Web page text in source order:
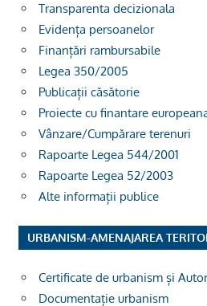
Transparenta decizionala
Evidența persoanelor
Finanțări rambursabile
Legea 350/2005
Publicații căsătorie
Proiecte cu finantare
Vânzare/Cumpărare terenuri
Rapoarte Legea 544/2001
Rapoarte Legea 52/2003
Alte informații publice
URBANISM-AMENAJAREA
Certificate de urbanism și
Documentație urbanism